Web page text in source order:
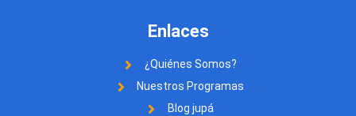
Enlaces
¿Quiénes Somos?
Nuestros Programas
Blog jupá